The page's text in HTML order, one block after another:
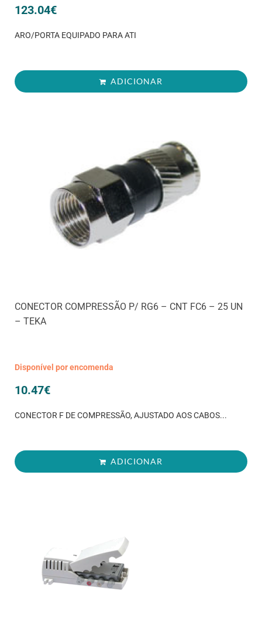
123.04€
ARO/PORTA EQUIPADO PARA ATI
ADICIONAR
CONECTOR COMPRESSÃO P/ RG6 – CNT FC6 – 25 UN
– TEKA
Disponível por encomenda
10.47€
CONECTOR F DE COMPRESSÃO, AJUSTADO AOS CABOS...
ADICIONAR